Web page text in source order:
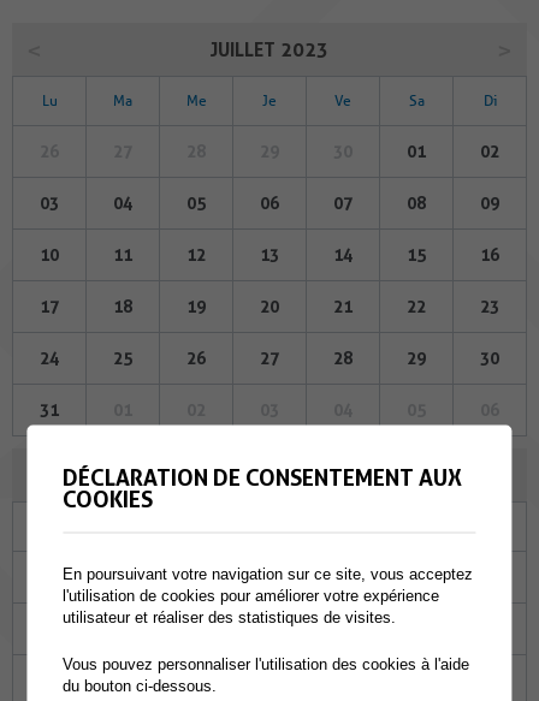
JUILLET 2023
Lu Ma Me Je Ve Sa Di
01 02
03 04 05 06 07 08 09
10 11 12 13 14 15 16
17 18 19 20 21 22 23
24 25 26 27 28 29 30
31
AOÛT 2023
01 02 03 04 05
08 09 10 11
15 16
DÉCLARATION DE CONSENTEMENT AUX
COOKIES
En poursuivant votre navigation sur ce site, vous acceptez
l'utilisation de cookies pour améliorer votre expérience
utilisateur et réaliser des statistiques de visites.
Vous pouvez personnaliser l'utilisation des cookies à l'aide
du bouton ci-dessous.